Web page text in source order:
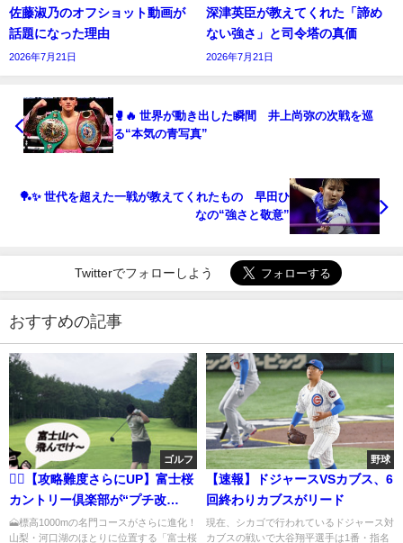
佐藤淑乃のオフショット動画が
話題になった理由
2026年7月21日
深津英臣が教えてくれた「諦め
ない強さ」と司令塔の真価
2026年7月21日
🥊🔥 世界が動き出した瞬間 井上尚弥の次戦を巡
る“本気の青写真”
🏓✨ 世代を超えた一戦が教えてくれたもの 早田ひ
なの“強さと敬意”
Twitterでフォローしよう
おすすめの記事
ゴルフ
🏌️‍♂️【攻略難度さらにUP】富士桜
カントリー倶楽部が“プチ改
造”でモンスター化！グリーン＆
🗻標高1000mの名門コースがさらに進化！
山梨・河口湖のほとりに位置する「富士桜
野球
【速報】ドジャースVSカブス、6
回終わりカブスがリード
現在、シカゴで行われているドジャース対
カブスの戦いで大谷翔平選手は1番・指名